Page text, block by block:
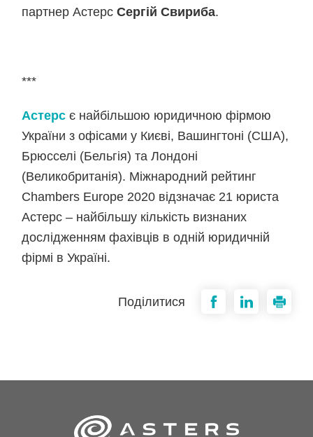
партнер АстерсСергій Свириба.
***
Астерс є найбільшою юридичною фірмою
України з офісами у Києві, Вашингтоні (США),
Брюсселі (Бельгія) та Лондоні
(Великобританія). Міжнародний рейтинг
Chambers Europe 2020 відзначає 21 юриста
Астерс – найбільшу кількість визнаних
дослідженням фахівців в одній юридичній
фірмі в Україні.
Поділитися